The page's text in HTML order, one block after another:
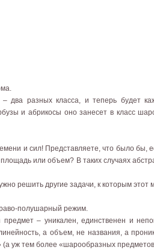
два разных класса, и теперь будет
и абрикосы оно занесет в класс
и сил! Представляете, что было бы,
или объем? В таких случаях
решить другие задачи, к которым этот
полушарный режим.
– уникален, единственен и
а объем, не названия, а
уж тем более «шарообразных